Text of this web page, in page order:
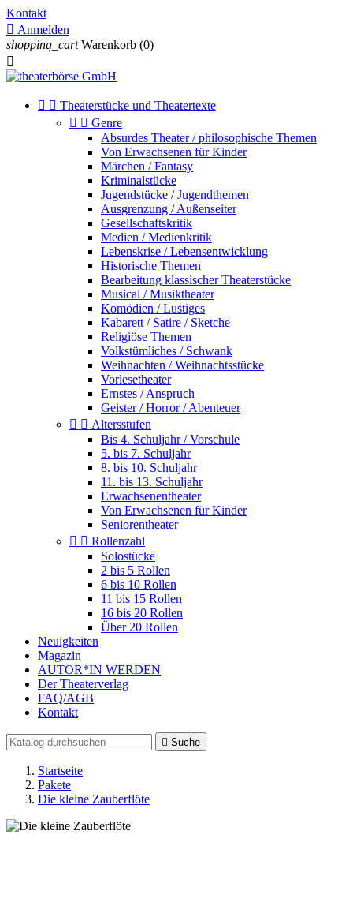
Kontakt
 Anmelden
shopping_cart Warenkorb (0)

  Theaterstücke und Theatertexte
  Genre
Absurdes Theater / philosophische Themen
Von Erwachsenen für Kinder
Märchen / Fantasy
Kriminalstücke
Jugendstücke / Jugendthemen
Ausgrenzung / Außenseiter
Gesellschaftskritik
Medien / Medienkritik
Lebenskrise / Lebensentwicklung
Historische Themen
Bearbeitung klassischer Theaterstücke
Musical / Musiktheater
Komödien / Lustiges
Kabarett / Satire / Sketche
Religiöse Themen
Volkstümliches / Schwank
Weihnachten / Weihnachtsstücke
Vorlesetheater
Ernstes / Anspruch
Geister / Horror / Abenteuer
  Altersstufen
Bis 4. Schuljahr / Vorschule
5. bis 7. Schuljahr
8. bis 10. Schuljahr
11. bis 13. Schuljahr
Erwachsenentheater
Von Erwachsenen für Kinder
Seniorentheater
  Rollenzahl
Solostücke
2 bis 5 Rollen
6 bis 10 Rollen
11 bis 15 Rollen
16 bis 20 Rollen
Über 20 Rollen
Neuigkeiten
Magazin
AUTOR*IN WERDEN
Der Theaterverlag
FAQ/AGB
Kontakt
 Suche
Startseite
Pakete
Die kleine Zauberflöte